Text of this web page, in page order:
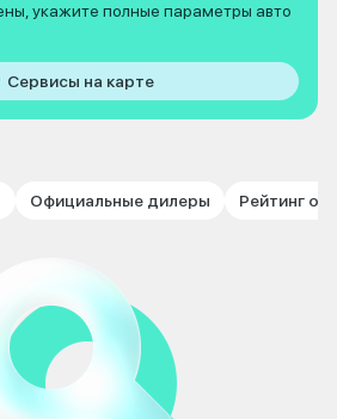
укажите полные параметры авто
Сервисы на карте
Официальные дилеры Рейтинг